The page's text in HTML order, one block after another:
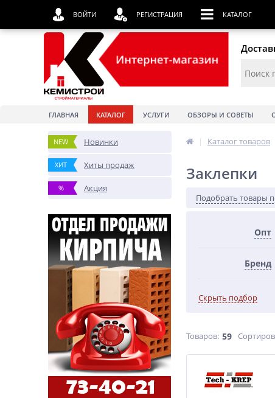
ГЛАВНАЯ КАТАЛОГ УСЛУГИ ОБЗОРЫ И СОВЕТЫ
NEW Новинки
ХИТ Хиты продаж
% Акция
| Каталог товаров
Заклепки
Подобрать товары
Опт
Бренд
Скрыть подбор
Товаров: 59
ВОЙТИ РЕГИСТРАЦИЯ КАТАЛОГ